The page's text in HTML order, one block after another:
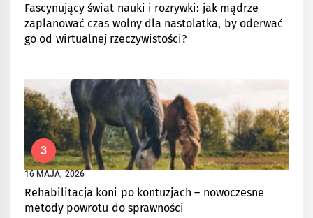
Fascynujący świat nauki i rozrywki: jak mądrze
zaplanować czas wolny dla nastolatka, by oderwać
go od wirtualnej rzeczywistości?
3
16 MAJA, 2026
Rehabilitacja koni po kontuzjach – nowoczesne
metody powrotu do sprawności